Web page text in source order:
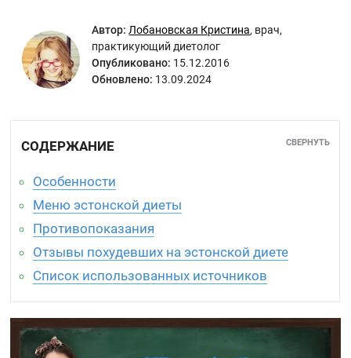
Автор: Лобановская Кристина, врач,
практикующий диетолог
Опубликовано: 15.12.2016
Обновлено: 13.09.2024
СОДЕРЖАНИЕ СВЕРНУТЬ
Особенности
Меню эстонской диеты
Противопоказания
Отзывы похудевших на эстонской диете
Список использованных источников